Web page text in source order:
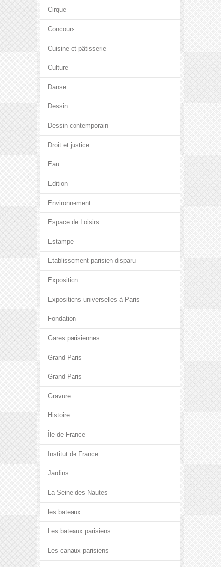
Cirque
Concours
Cuisine et pâtisserie
Culture
Danse
Dessin
Dessin contemporain
Droit et justice
Eau
Edition
Environnement
Espace de Loisirs
Estampe
Etablissement parisien disparu
Exposition
Expositions universelles à Paris
Fondation
Gares parisiennes
Grand Paris
Grand Paris
Gravure
Histoire
Île-de-France
Institut de France
Jardins
La Seine des Nautes
les bateaux
Les bateaux parisiens
Les canaux parisiens